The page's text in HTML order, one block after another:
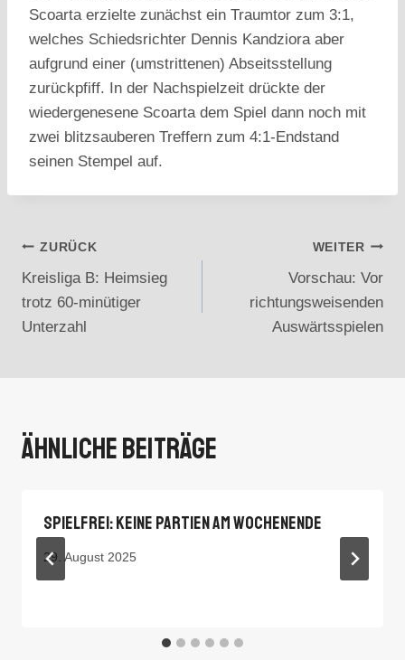
Scoarta erzielte zunächst ein Traumtor zum 3:1,
welches Schiedsrichter Dennis Kandziora aber
aufgrund einer (umstrittenen) Abseitsstellung
zurückpfiff. In der Nachspielzeit drückte der
wiedergenesene Scoarta dem Spiel dann noch mit
zwei blitzsauberen Treffern zum 4:1-Endstand
seinen Stempel auf.
Beitragsnavigation
ZURÜCK
Kreisliga B: Heimsieg
trotz 60-minütiger
Unterzahl
WEITER
Vorschau: Vor
richtungsweisenden
Auswärtsspielen
Ähnliche Beiträge
Spielfrei: Keine Partien Am Wochenende
29. August 2025